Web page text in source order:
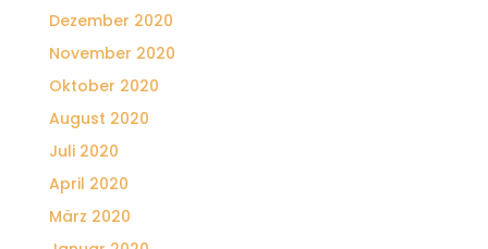
Dezember 2020
November 2020
Oktober 2020
August 2020
Juli 2020
April 2020
März 2020